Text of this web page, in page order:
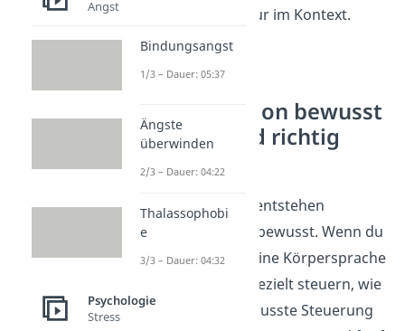
— sie funktioniert nur im Kontext.
Nonverbale
Kommunikation bewusst
einsetzen und richtig
lesen
Nonverbale Signale entstehen
automatisch und unbewusst. Wenn du
aber bewusst auf deine Körpersprache
achtest, kannst du gezielt steuern, wie
du wirkst. Diese bewusste Steuerung
Angst
Bindungsangst
1/3 – Dauer: 05:37
Ängste
überwinden
2/3 – Dauer: 04:22
Thalassophobi
e
3/3 – Dauer: 04:32
Psychologie
Stress